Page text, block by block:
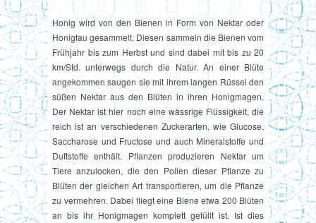
Honig wird von den Bienen in Form von Nektar oder
Honigtau gesammelt. Diesen sammeln die Bienen vom
Frühjahr bis zum Herbst und sind dabei mit bis zu 20
km/Std. unterwegs durch die Natur. An einer Blüte
angekommen saugen sie mit ihrem langen Rüssel den
süßen Nektar aus den Blüten in ihren Honigmagen.
Der Nektar ist hier noch eine wässrige Flüssigkeit, die
reich ist an verschiedenen Zuckerarten, wie Glucose,
Saccharose und Fructose und auch Mineralstoffe und
Duftstoffe enthält. Pflanzen produzieren Nektar um
Tiere anzulocken, die den Pollen dieser Pflanze zu
Blüten der gleichen Art transportieren, um die Pflanze
zu vermehren. Dabei fliegt eine Biene etwa 200 Blüten
an bis ihr Honigmagen komplett gefüllt ist. Ist dies